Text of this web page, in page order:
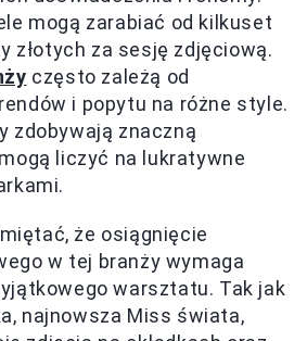
mogą zarabiać od kilkuset
złotych za sesję zdjęciową.
często zależą od
i popytu na różne style.
zdobywają znaczną
liczyć na lukratywne
że osiągnięcie
w tej branży wymaga
warsztatu. Tak jak
najnowsza Miss świata,